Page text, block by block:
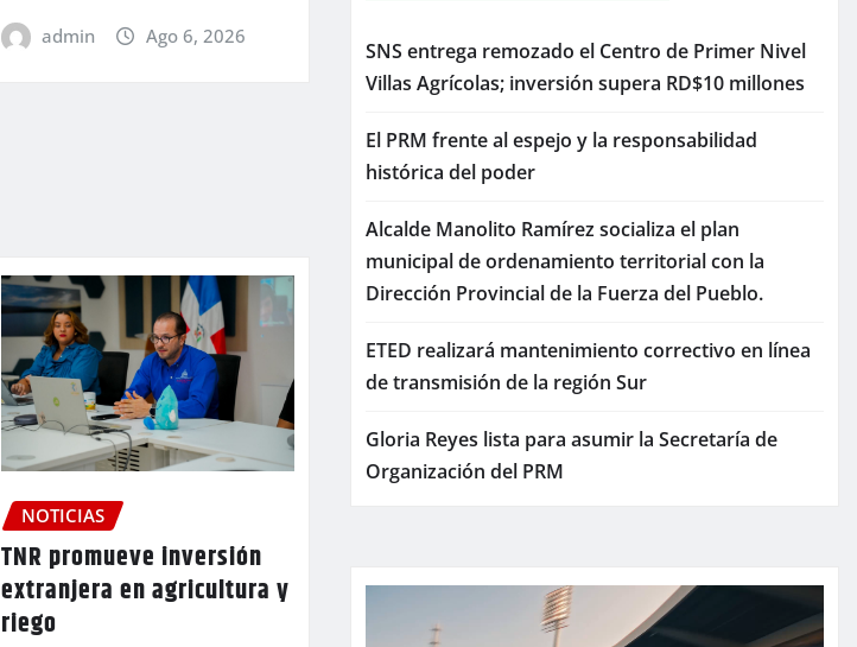
admin Ago 6, 2026
NOTICIAS
TNR promueve inversión
extranjera en agricultura y
riego
SNS entrega remozado el Centro de Primer Nivel
Villas Agrícolas; inversión supera RD$10 millones
El PRM frente al espejo y la responsabilidad
histórica del poder
Alcalde Manolito Ramírez socializa el plan
municipal de ordenamiento territorial con la
Dirección Provincial de la Fuerza del Pueblo.
ETED realizará mantenimiento correctivo en línea
de transmisión de la región Sur
Gloria Reyes lista para asumir la Secretaría de
Organización del PRM